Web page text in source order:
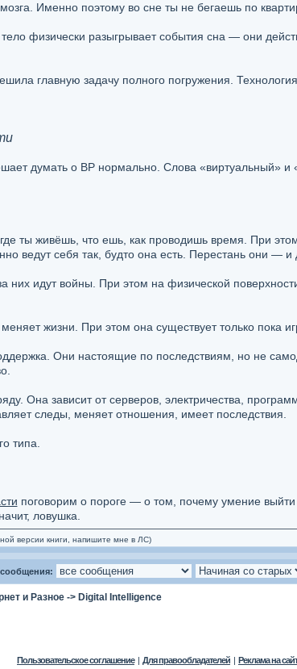
Именно поэтому во сне ты не бегаешь по
физически разыгрывает события сна — они
главную задачу полного погружения.
думать о ВР нормально. Слова «виртуальный»
ты живёшь, что ешь, как проводишь время. При
ведут себя так, будто она есть. Перестань они — и
них идут войны. При этом на физической
жизни. При этом она существует только пока
Они настоящие по последствиям, но не
Она зависит от серверов, электричества,
следы, меняет отношения, имеет последствия.
типа.
поговорим о пороге — о том, почему умение
ловушка.
версии книги, напишите мне в ЛС)
и Разное-> Digital Intelligence
Пользовательское соглашение | Для правообладателей | Реклама на